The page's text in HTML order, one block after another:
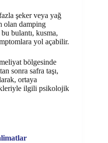
şeker veya yağ
olan damping
bulantı, kusma,
yol açabilir.
bölgesinde
sonra safra taşı,
ortaya
ilgili psikolojik